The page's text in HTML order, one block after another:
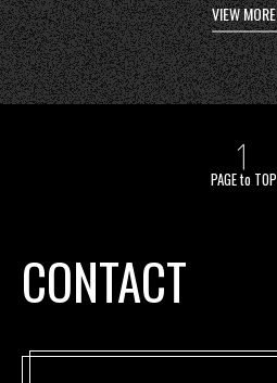
VIEW MORE
PAGE to TOP
CONTACT